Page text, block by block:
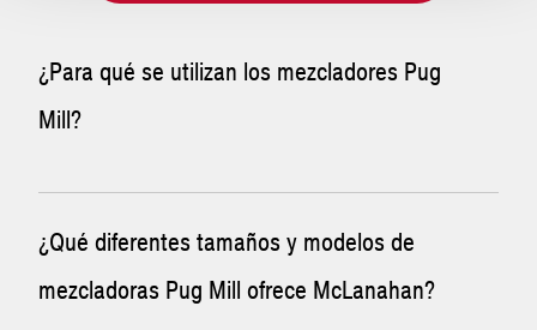
¿Para qué se utilizan los mezcladores Pug
Mill?
Las mezcladoras Pug Mill se pueden utilizar para:
Cualquier sólido seco en el que se desee añadir
¿Qué diferentes tamaños y modelos de
mezcladoras Pug Mill ofrece McLanahan?